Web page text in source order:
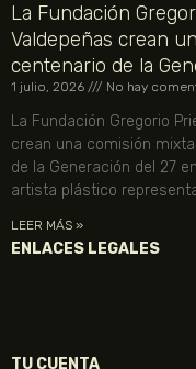
La Fundación
Valdepeñas crean
centenario de la
1 julio, 2026 No hay
La Fundación Gregorio
crean una comisión
de la Generación del 27
artista plástico
LEER MÁS »
ENLACES LEGALES
TU CUENTA